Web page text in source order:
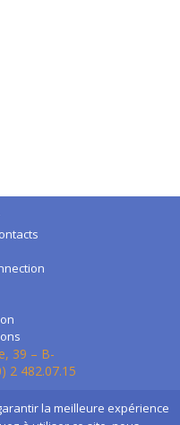
39 – B-
2 482.07.15
la meilleure expérience